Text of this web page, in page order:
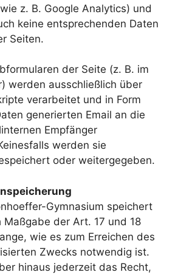
z. B. Google Analytics) und
keine entsprechenden Daten
Seiten.
der Seite (z. B. im
werden ausschließlich über
verarbeitet und in Form
generierten Email an die
Empfänger
werden sie
oder weitergegeben.
Gymnasium speichert
Maßgabe der Art. 17 und 18
wie es zum Erreichen des
Zwecks notwendig ist.
hinaus jederzeit das Recht,